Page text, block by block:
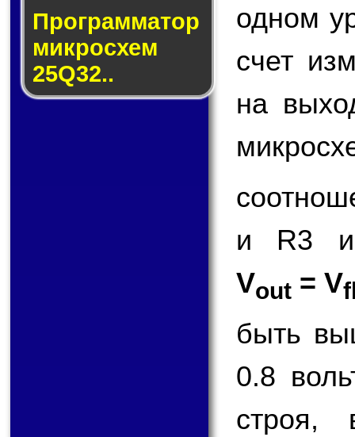
Прог­рам­ма­тор
мик­ро­схем
25Q32..
одном
счет
на
и R3 и
Vout = V
быть
0.8
строя,